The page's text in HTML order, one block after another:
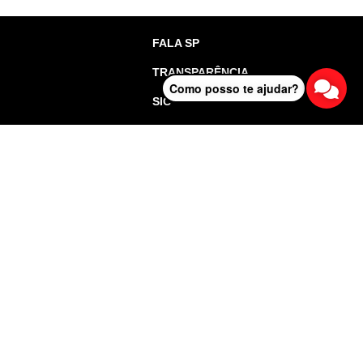
FALA SP
TRANSPARÊNCIA
SIC
Como posso te ajudar?